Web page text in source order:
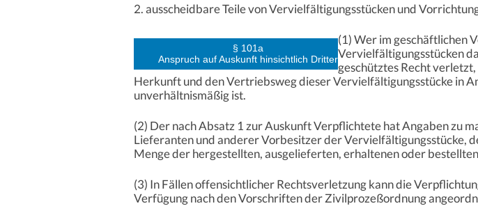
2. ausscheidbare Teile von Vervielfältigungsstücken und
§ 101a
Anspruch auf Auskunft hinsichtlich Dritter
(1) Wer im geschäftlichen
Vervielfältigungsstücken
geschütztes Recht
Herkunft und den Vertriebsweg dieser Vervielfältigungsstücke in
unverhältnismäßig ist.
(2) Der nach Absatz 1 zur Auskunft Verpflichtete hat Angaben zu
Lieferanten und anderer Vorbesitzer der Vervielfältigungsstücke,
Menge der hergestellten, ausgelieferten, erhaltenen oder
(3) In Fällen offensichtlicher Rechtsverletzung kann die
Verfügung nach den Vorschriften der Zivilprozeßordnung